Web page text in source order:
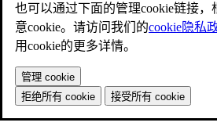
也可以通过下面的管理cookie链接，
意cookie。请访问我们的cookie隐私
用cookie的更多详情。
管理 cookie
拒绝所有 cookie
接受所有 cookie